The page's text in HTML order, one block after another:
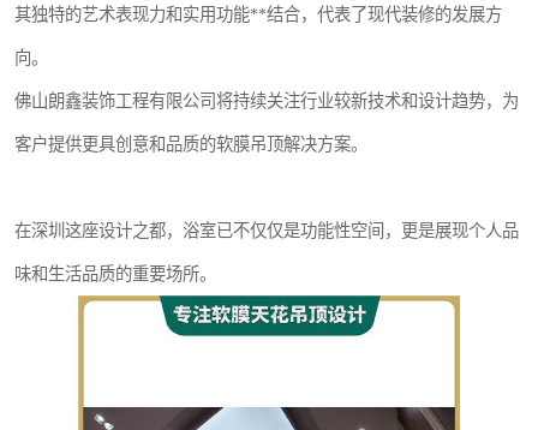
其独特的艺术表现力和实用功能**结合，代表了现代装修的发展方
向。
佛山朗鑫装饰工程有限公司将持续关注行业较新技术和设计趋势，为
客户提供更具创意和品质的软膜吊顶解决方案。
在深圳这座设计之都，浴室已不仅仅是功能性空间，更是展现个人品
味和生活品质的重要场所。